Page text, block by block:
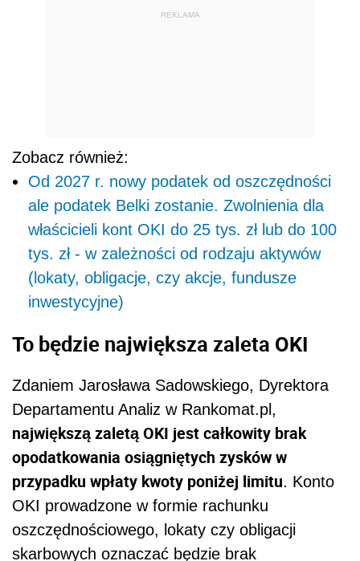
REKLAMA
Zobacz również:
Od 2027 r. nowy podatek od oszczędności
ale podatek Belki zostanie. Zwolnienia dla
właścicieli kont OKI do 25 tys. zł lub do 100
tys. zł - w zależności od rodzaju aktywów
(lokaty, obligacje, czy akcje, fundusze
inwestycyjne)
To będzie największa zaleta OKI
Zdaniem Jarosława Sadowskiego, Dyrektora
Departamentu Analiz w Rankomat.pl,
największą zaletą OKI jest całkowity brak
opodatkowania osiągniętych zysków w
przypadku wpłaty kwoty poniżej limitu. Konto
OKI prowadzone w formie rachunku
oszczędnościowego, lokaty czy obligacji
skarbowych oznaczać będzie brak